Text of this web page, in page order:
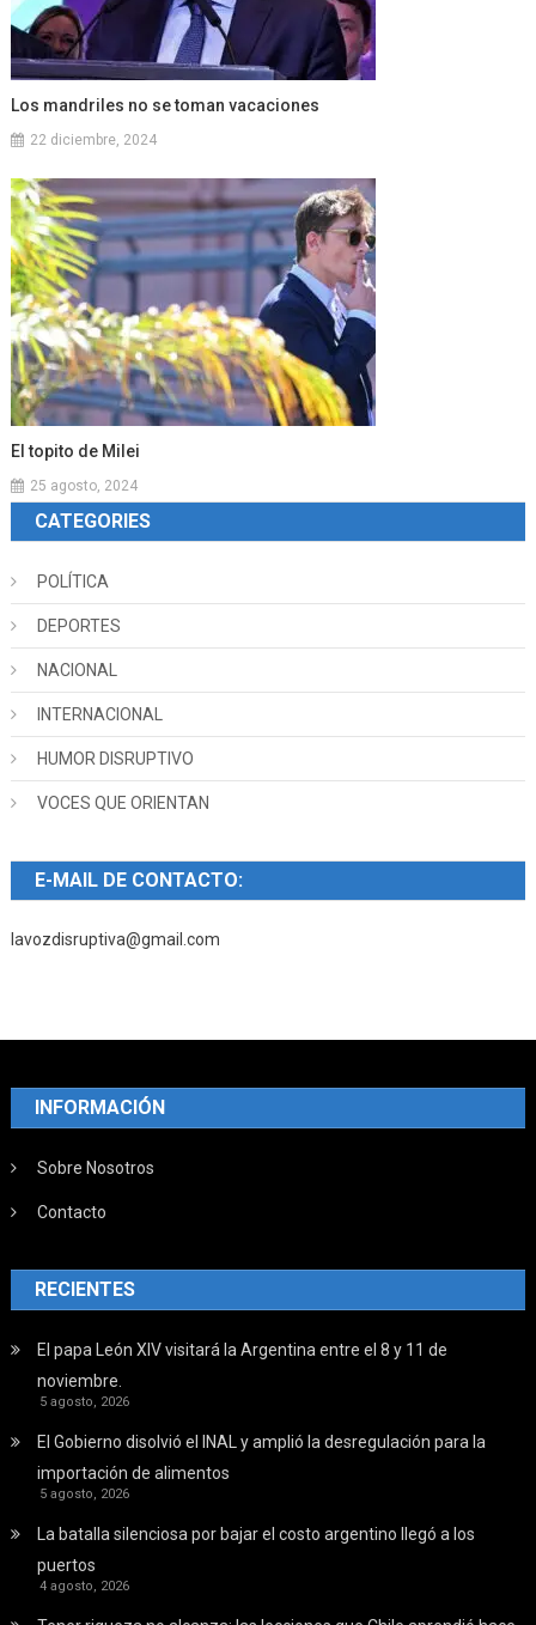
Los mandriles no se toman vacaciones
22 diciembre, 2024
El topito de Milei
25 agosto, 2024
CATEGORIES
POLÍTICA
DEPORTES
NACIONAL
INTERNACIONAL
HUMOR DISRUPTIVO
VOCES QUE ORIENTAN
E-MAIL DE CONTACTO:
lavozdisruptiva@gmail.com
INFORMACIÓN
Sobre Nosotros
Contacto
RECIENTES
El papa León XIV visitará la Argentina entre el 8 y 11 de
noviembre.
5 agosto, 2026
El Gobierno disolvió el INAL y amplió la desregulación para la
importación de alimentos
5 agosto, 2026
La batalla silenciosa por bajar el costo argentino llegó a los
puertos
4 agosto, 2026